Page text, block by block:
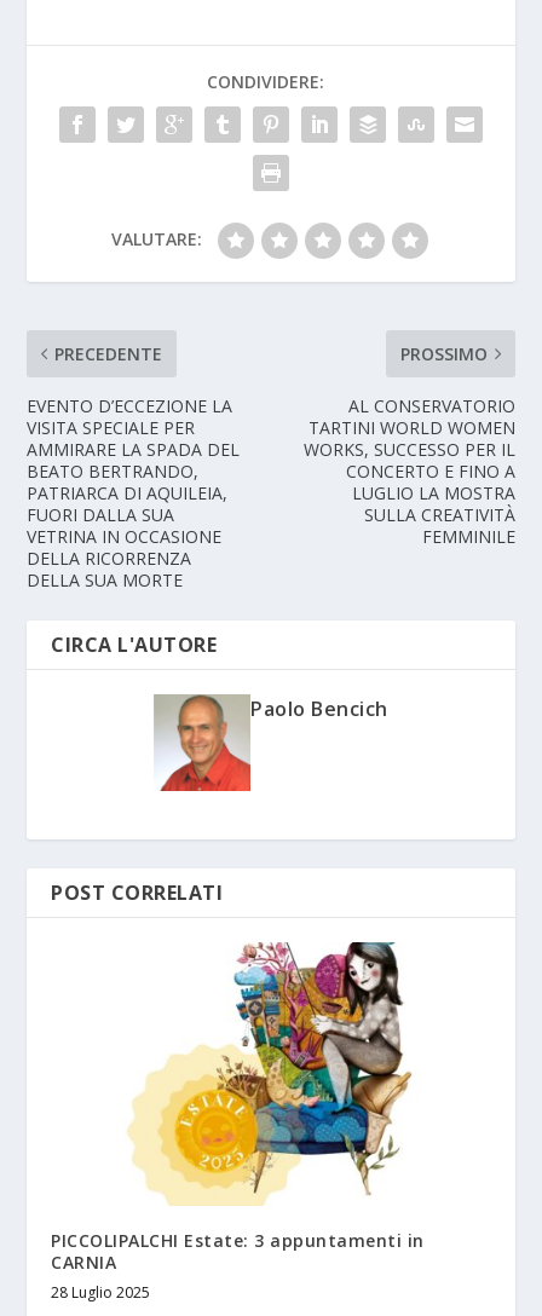
CONDIVIDERE:
VALUTARE:
PRECEDENTE
EVENTO D’ECCEZIONE LA
VISITA SPECIALE PER
AMMIRARE LA SPADA DEL
BEATO BERTRANDO,
PATRIARCA DI AQUILEIA,
FUORI DALLA SUA
VETRINA IN OCCASIONE
DELLA RICORRENZA
DELLA SUA MORTE
PROSSIMO
AL CONSERVATORIO
TARTINI WORLD WOMEN
WORKS, SUCCESSO PER IL
CONCERTO E FINO A
LUGLIO LA MOSTRA
SULLA CREATIVITÀ
FEMMINILE
CIRCA L'AUTORE
Paolo Bencich
POST CORRELATI
PICCOLIPALCHI Estate: 3 appuntamenti in
CARNIA
28 Luglio 2025